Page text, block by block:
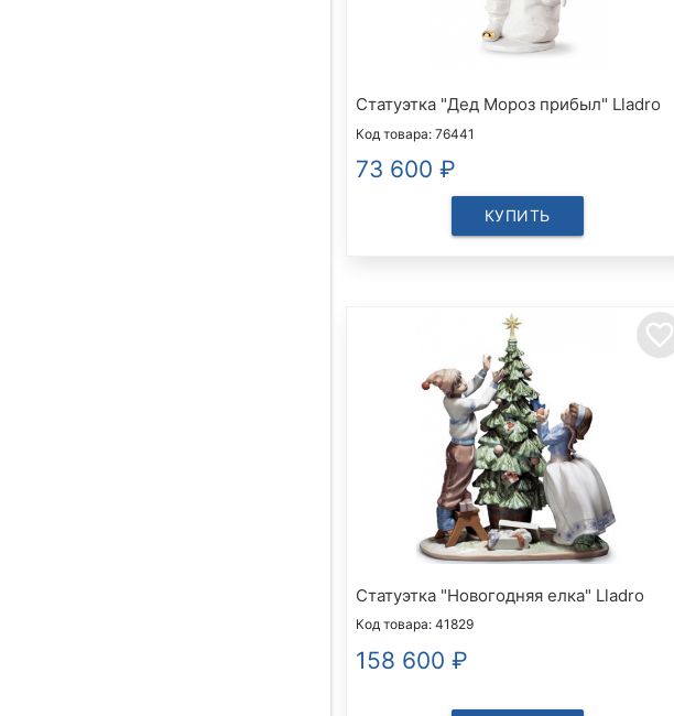
Статуэтка "Дед Мороз прибыл" Lladro
Код товара: 76441
73 600 ₽
КУПИТЬ
favorite_border
Статуэтка "Новогодняя елка" Lladro
Код товара: 41829
158 600 ₽